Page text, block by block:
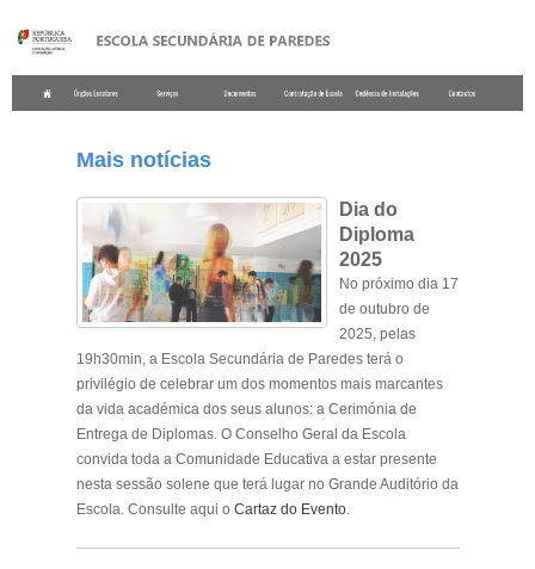
Mais notícias
Dia do
Diploma
2025
No próximo dia 17
de outubro de
2025, pelas
19h30min, a Escola Secundária de Paredes terá o
privilégio de celebrar um dos momentos mais marcantes
da vida académica dos seus alunos: a Cerimónia de
Entrega de Diplomas. O Conselho Geral da Escola
convida toda a Comunidade Educativa a estar presente
nesta sessão solene que terá lugar no Grande Auditório da
Escola. Consulte aqui o Cartaz do Evento.